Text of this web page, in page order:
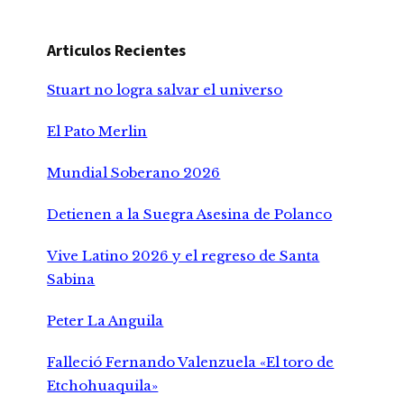
Articulos Recientes
Stuart no logra salvar el universo
El Pato Merlin
Mundial Soberano 2026
Detienen a la Suegra Asesina de Polanco
Vive Latino 2026 y el regreso de Santa
Sabina
Peter La Anguila
Falleció Fernando Valenzuela «El toro de
Etchohuaquila»